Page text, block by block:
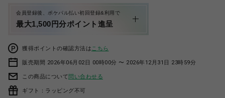
会員登録後、ポケパル払い初回登録&利用で
最大1,500円分ポイント進呈
獲得ポイントの確認方法は こちら
販売期間 2026年06月02日 00時00分 〜 2026年12月31日 23時59分
この商品について問い合わせる
ギフト：ラッピング不可